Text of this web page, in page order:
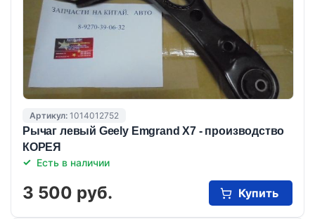
Артикул: 1014012752
Рычаг левый Geely Emgrand X7 - производство
КОРЕЯ
Есть в наличии
3 500 руб. Купить